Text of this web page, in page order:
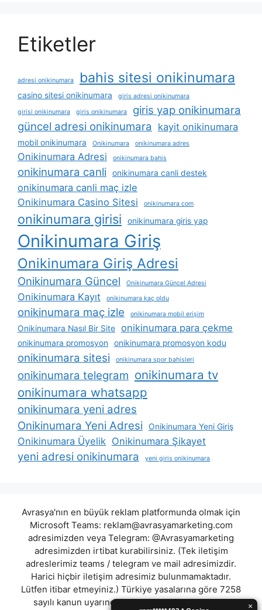
Etiketler
adresi onikinumara bahis sitesi onikinumara
casino sitesi onikinumara giris adresi onikinumara
girisi onikinumara giris onikinumara
giris yap onikinumara
güncel adresi onikinumara
kayit onikinumara
mobil onikinumara Onikinumara onikinumara adres
Onikinumara Adresi onikinumara bahis
onikinumara canli onikinumara canli destek
onikinumara canli maç izle
Onikinumara Casino Sitesi
onikinumara com
onikinumara girisi onikinumara giris yap
Onikinumara Giriş
Onikinumara Giriş Adresi
Onikinumara Güncel Onikinumara Güncel Adresi
Onikinumara Kayıt onikinumara kaç oldu
onikinumara maç izle onikinumara mobil erişim
Onikinumara Nasıl Bir Site onikinumara para çekme
onikinumara promosyon onikinumara promosyon kodu
onikinumara sitesi onikinumara spor bahisleri
onikinumara telegram onikinumara tv
onikinumara whatsapp
onikinumara yeni adres
Onikinumara Yeni Adresi
Onikinumara Yeni Giriş
Onikinumara Üyelik Onikinumara Şikayet
yeni adresi onikinumara yeni giris onikinumara
Avrasya'nın en büyük reklam platformunda olmak için
Microsoft Teams: reklam@avrasyamarketing.com
adresimizden veya Telegram: @Avrasyamarketing
adresimizden irtibat kurabilirsiniz. (Tek iletişim
adreslerimiz teams / telegram ve mail adresimizdir.
Harici hiçbir iletişim adresimiz bulunmamaktadır.
Lütfen itibar etmeyiniz.) Türkiye yasalarına göre 7258
sayılı kanun uyarınca yasa dışı bahis oynamanın